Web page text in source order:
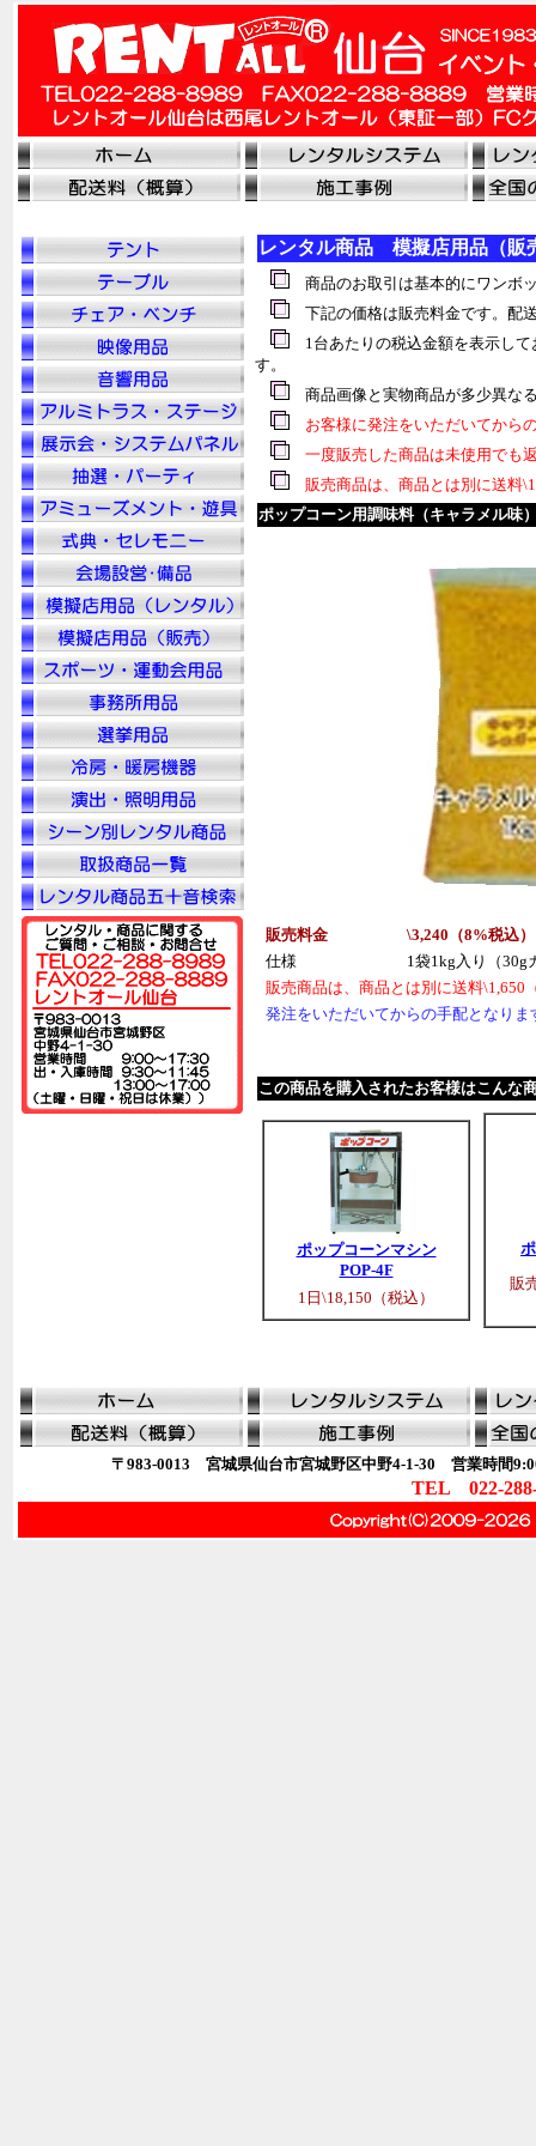
レンタル商品 模擬店用品（販
商品のお取引は基本的にワンボ
下記の価格は販売料金です。配
1台あたりの税込金額を表示して
す。
商品画像と実物商品が多少異な
お客様に発注をいただいてから
一度販売した商品は未使用でも
販売商品は、商品とは別に送料
ポップコーン用調味料（キャラメル味
販売料金 \3,240（8%税込）
仕様
1袋1kg入り（30g
販売商品は、商品とは別に送料\1,650
発注をいただいてからの手配となり
この商品を購入されたお客様はこんな
ポップコーンマシン
POP-4F
1日\18,150（税込）
販
〒983-0013 宮城県仙台市宮城野区中野4-1-30 営業時間
TEL 022-